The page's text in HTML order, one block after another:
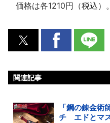
価格は各1210円（税込）。
関連記事
「鋼の錬金術
チ エドとマ